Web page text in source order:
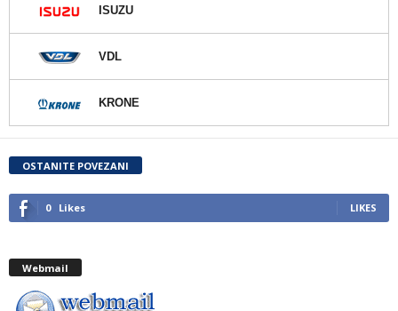
ISUZU
VDL
KRONE
OSTANITE POVEZANI
0 Likes LIKES
Webmail